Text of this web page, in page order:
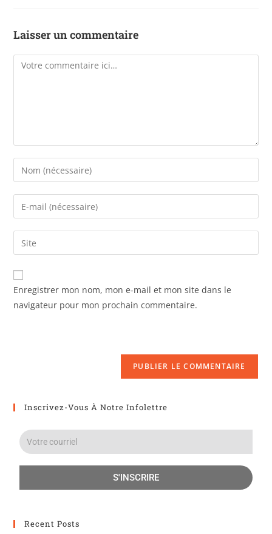
Laisser un commentaire
Enregistrer mon nom, mon e-mail et mon site dans le
navigateur pour mon prochain commentaire.
Inscrivez-Vous À Notre Infolettre
S'INSCRIRE
Recent Posts